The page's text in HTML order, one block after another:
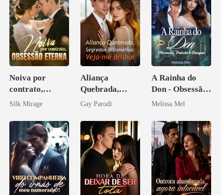
Noiva por
contrato,
obsessão eterna
Silk Mirage
Aliança
Quebrada,
Segredos
Veja-me Brilhar
Gay Parodi
A Rainha do
Don - Obsessão,
Paixão e Sangue
Melissa Mel